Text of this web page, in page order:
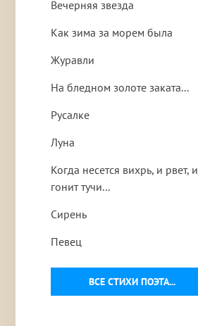
ВСЕ СТИХИ ПОЭТА...
Вечерняя звезда
Как зима за морем была
Журавли
На бледном золоте заката...
Русалке
Луна
Когда несется вихрь, и рвет, и
гонит тучи...
Сирень
Певец